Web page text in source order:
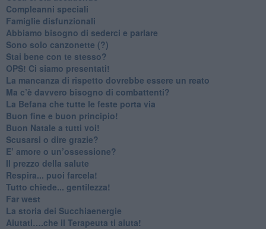
​Compleanni speciali
​Famiglie disfunzionali
​Abbiamo bisogno di sederci e parlare
Sono solo canzonette (?)
​Stai bene con te stesso?
​OPS! Ci siamo presentati!
​La mancanza di rispetto dovrebbe essere un reato
​Ma c’è davvero bisogno di combattenti?
​La Befana che tutte le feste porta via
Buon fine e buon principio!
​Buon Natale a tutti voi!
​Scusarsi o dire grazie?
​E’ amore o un’ossessione?
​Il prezzo della salute
​Respira... puoi farcela!
​Tutto chiede... gentilezza!
​Far west
​La storia dei Succhiaenergie
​Aiutati….che il Terapeuta ti aiuta!